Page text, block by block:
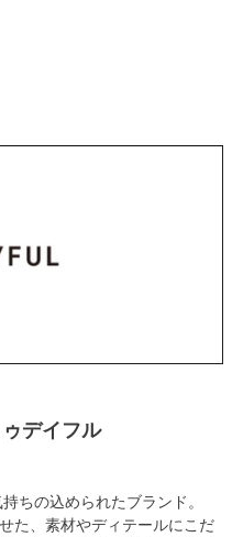
デイフル
ちの込められたブランド。
た、素材やディテールにこだ